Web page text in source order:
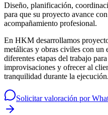
Diseño, planificación,
para que su proyecto avance
acompañamiento profesional.
En HKM desarrollamos
metálicas y obras civiles con un
diferentes etapas del trabajo
improvisaciones y ofrecer al
tranquilidad durante la ejecución.
Solicitar valoración por